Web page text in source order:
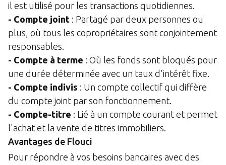
il est utilisé pour les transactions quotidiennes.
- Compte joint : Partagé par deux personnes ou
plus, où tous les copropriétaires sont conjointement
responsables.
- Compte à terme : Où les fonds sont bloqués pour
une durée déterminée avec un taux d'intérêt fixe.
- Compte indivis : Un compte collectif qui diffère
du compte joint par son fonctionnement.
- Compte-titre : Lié à un compte courant et permet
l'achat et la vente de titres immobiliers.
Avantages de Flouci
Pour répondre à vos besoins bancaires avec des